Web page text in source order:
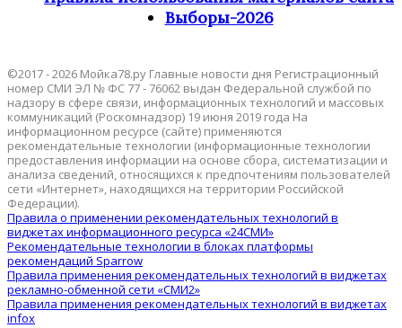
Выборы-2026
©2017 - 2026 Мойка78.ру Главные новости дня Регистрационный
номер СМИ ЭЛ № ФС 77 - 76062 выдан Федеральной службой по
надзору в сфере связи, информационных технологий и массовых
коммуникаций (Роскомнадзор) 19 июня 2019 года На
информационном ресурсе (сайте) применяются
рекомендательные технологии (информационные технологии
предоставления информации на основе сбора, систематизации и
анализа сведений, относящихся к предпочтениям пользователей
сети «Интернет», находящихся на территории Российской
Федерации).
Правила о применении рекомендательных технологий в
виджетах информационного ресурса «24СМИ»
Рекомендательные технологии в блоках платформы
рекомендаций Sparrow
Правила применения рекомендательных технологий в виджетах
рекламно-обменной сети «СМИ2»
Правила применения рекомендательных технологий в виджетах
infox